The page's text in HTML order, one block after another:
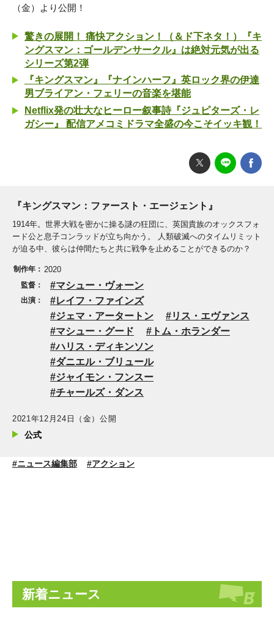
（金）より公開！
驚きの展開！ 痛快アクション！（＆ド下ネタ！）『キ
ングスマン：ゴールデンサークル』は絶対元気が出る
シリーズ第2弾
『キングスマン』『ナインハーフ』英ロック界の伊達
男ブライアン・フェリーの音楽を堪能
Netflix発の壮大なヒーロー叙事詩『ジュピターズ・レ
ガシー』 配信アメコミドラマ全盛の今こそイッキ観！
『キングスマン：ファースト・エージェント』
1914年。世界大戦を密かに操る謎の狂団に、英国貴族のオックスフォ
ード公と息子コンラッドが立ち向かう。 人類破滅へのタイムリミット
が迫る中、彼らは仲間たちと共に戦争を止めることができるのか？
制作年： 2020
監督： マシュー・ヴォーン
出演：
レイフ・ファインズ
ジェマ・アータートン
リス・エヴァンス
マシュー・グード
トム・ホランダー
ハリス・ディキンソン
ダニエル・ブリュール
ジャイモン・フンスー
チャールズ・ダンス
2021年12月24日（金）公開
公式
#ニュース編集部 #アクション
新着ニュース